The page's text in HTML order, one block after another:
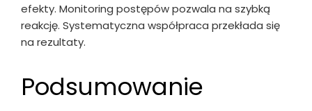
efekty. Monitoring postępów pozwala na szybką
reakcję. Systematyczna współpraca przekłada się
na rezultaty.
Podsumowanie